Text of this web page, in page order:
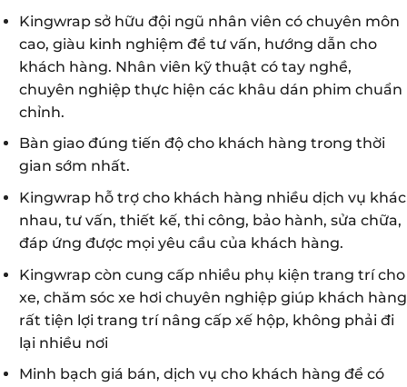
Kingwrap sở hữu đội ngũ nhân viên có chuyên môn
cao, giàu kinh nghiệm để tư vấn, hướng dẫn cho
khách hàng. Nhân viên kỹ thuật có tay nghề,
chuyên nghiệp thực hiện các khâu dán phim chuẩn
chỉnh.
Bàn giao đúng tiến độ cho khách hàng trong thời
gian sớm nhất.
Kingwrap hỗ trợ cho khách hàng nhiều dịch vụ khác
nhau, tư vấn, thiết kế, thi công, bảo hành, sửa chữa,
đáp ứng được mọi yêu cầu của khách hàng.
Kingwrap còn cung cấp nhiều phụ kiện trang trí cho
xe, chăm sóc xe hơi chuyên nghiệp giúp khách hàng
rất tiện lợi trang trí nâng cấp xế hộp, không phải đi
lại nhiều nơi
Minh bạch giá bán, dịch vụ cho khách hàng để có